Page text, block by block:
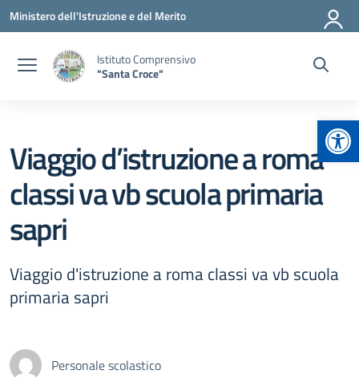
Vai ai contenuti
Vai al menu di navigazione
Vai al footer
Ministero dell'Istruzione e del Merito
Istituto Comprensivo
"Santa Croce"
Viaggio d’istruzione a roma
classi va vb scuola primaria
sapri
Viaggio d'istruzione a roma classi va vb scuola
primaria sapri
Personale scolastico